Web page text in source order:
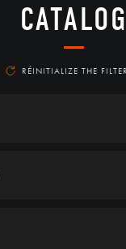
CATALOG
RÉINITIALIZE THE